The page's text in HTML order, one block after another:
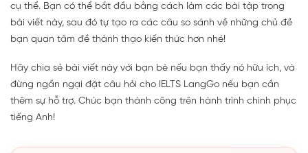
cụ thể. Bạn có thể bắt đầu bằng cách làm các bài tập trong
bài viết này, sau đó tự tạo ra các câu so sánh về những chủ đề
bạn quan tâm đề thành thạo kiến thức hơn nhé!
Hãy chia sẻ bài viết này với bạn bè nếu bạn thấy nó hữu ích, và
đừng ngần ngại đặt câu hỏi cho IELTS LangGo nếu bạn cần
thêm sự hỗ trợ. Chúc bạn thành công trên hành trình chinh phục
tiếng Anh!